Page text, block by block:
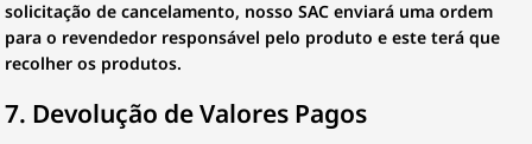
solicitação de cancelamento, nosso SAC enviará uma ordem
para o revendedor responsável pelo produto e este terá que
recolher os produtos.
7. Devolução de Valores Pagos